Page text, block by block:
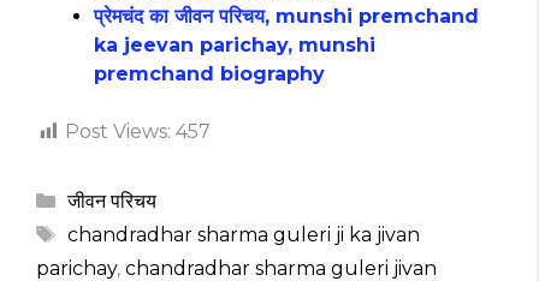
प्रेमचंद का जीवन परिचय, munshi premchand
ka jeevan parichay, munshi
premchand biography
Post Views: 457
Categories
जीवन परिचय
Tags
chandradhar sharma guleri ji ka jivan
parichay, chandradhar sharma guleri jivan